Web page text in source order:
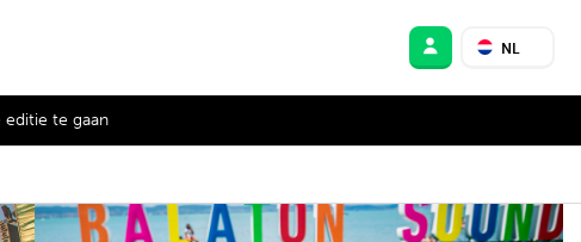
NL
te gaan